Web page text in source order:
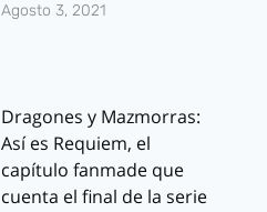
Agosto 3, 2021
Dragones y Mazmorras:
Así es Requiem, el
capítulo fanmade que
cuenta el final de la serie